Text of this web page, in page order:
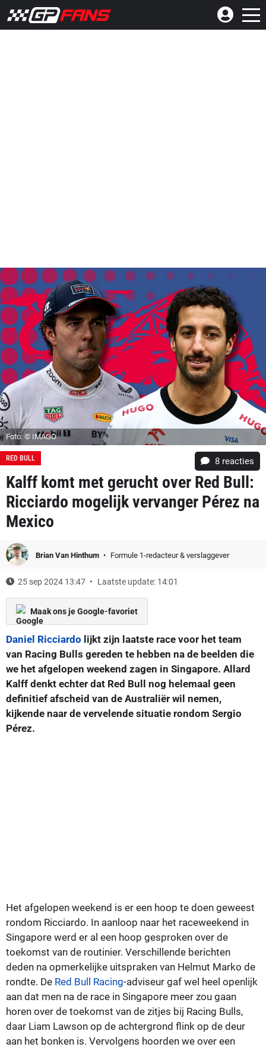
Foto: © IMAGO
RED BULL 8 reacties
Kalff komt met gerucht over Red Bull:
Ricciardo mogelijk vervanger Pérez na
Mexico
Brian Van Hinthum Formule 1-redacteur & verslaggever
25 sep 2024 13:47 Laatste update: 14:01
Maak ons je Google-favoriet
Daniel Ricciardo lijkt zijn laatste race voor het team
van Racing Bulls gereden te hebben na de beelden die
we het afgelopen weekend zagen in Singapore. Allard
Kalff denkt echter dat Red Bull nog helemaal geen
definitief afscheid van de Australiër wil nemen,
kijkende naar de vervelende situatie rondom Sergio
Pérez.
Het afgelopen weekend is er een hoop te doen geweest
rondom Ricciardo. In aanloop naar het raceweekend in
Singapore werd er al een hoop gesproken over de
toekomst van de routinier. Verschillende berichten
deden na opmerkelijke uitspraken van Helmut Marko de
rondte. De Red Bull Racing-adviseur gaf wel heel openlijk
aan dat men na de race in Singapore meer zou gaan
horen over de toekomst van de zitjes bij Racing Bulls,
daar Liam Lawson op de achtergrond flink op de deur
aan het bonken is. Vervolgens hoorden we over een